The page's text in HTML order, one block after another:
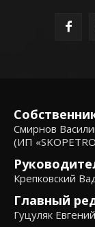
Смирнов
(ИП
Крепковский
Главный
Гуцуляк